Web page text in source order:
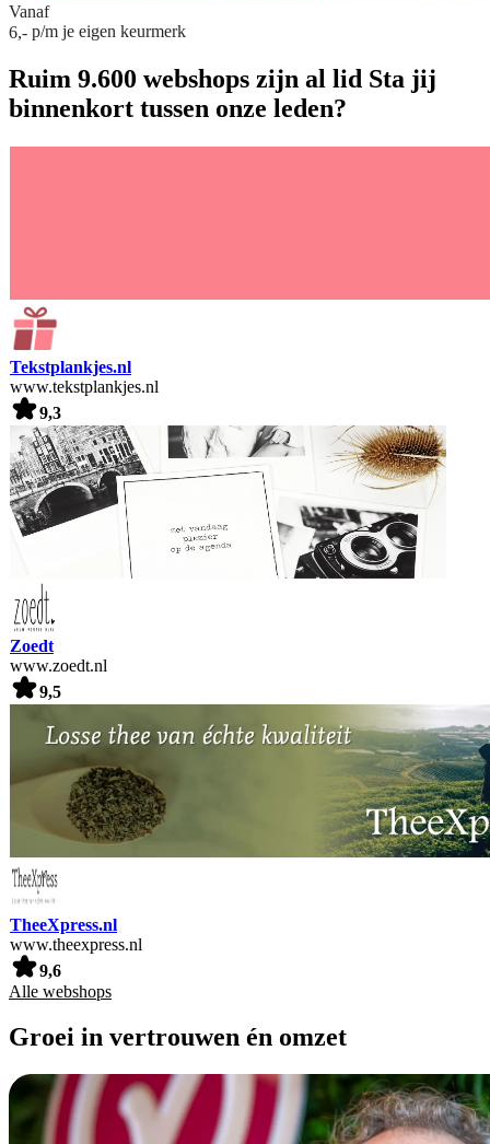
Vanaf
6,- p/m je eigen keurmerk
Ruim 9.600 webshops zijn al lid Sta jij
binnenkort tussen onze leden?
Tekstplankjes.nl
www.tekstplankjes.nl
9,3
Zoedt
www.zoedt.nl
9,5
TheeXpress.nl
www.theexpress.nl
9,6
Alle webshops
Groei in vertrouwen én omzet